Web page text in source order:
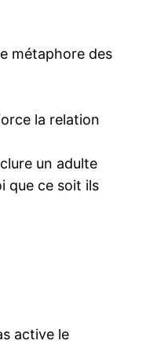
métaphore des
la relation
un adulte
que ce soit ils
active le